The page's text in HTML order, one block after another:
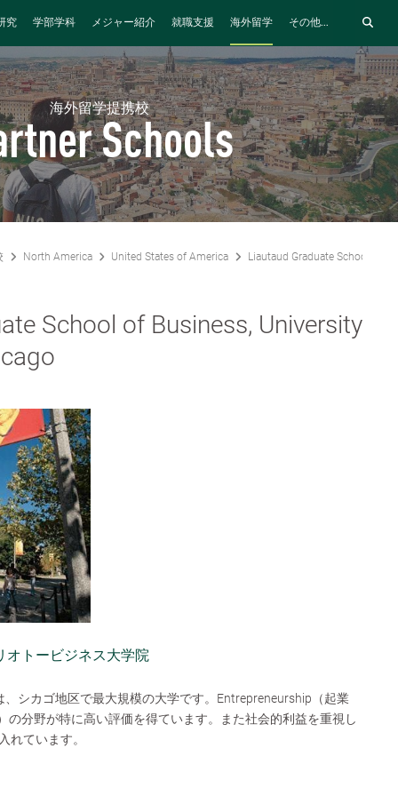
究 学部学科 メジャー紹介 就職支援 海外留学 その他...
海外留学提携校
Schools
North America United States of America Liautaud Graduate School of
School of Business, University
トービジネス大学院
、シカゴ地区で最大規模の大学です。Entrepreneurship（起業
の分野が特に高い評価を得ています。また社会的利益を重視し
れています。